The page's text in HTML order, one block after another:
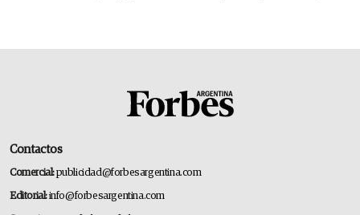
Contactos
Comercial:publicidad@forbesargentina.com
Editorial:info@forbesargentina.com